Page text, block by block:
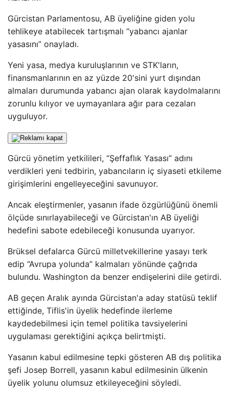
Gürcistan Parlamentosu, AB üyeliğine giden yolu
tehlikeye atabilecek tartışmalı “yabancı ajanlar
yasasını” onayladı.
Yeni yasa, medya kuruluşlarının ve STK'ların,
finansmanlarının en az yüzde 20'sini yurt dışından
almaları durumunda yabancı ajan olarak kaydolmalarını
zorunlu kılıyor ve uymayanlara ağır para cezaları
uyguluyor.
Gürcü yönetim yetkilileri, “Şeffaflık Yasası” adını
verdikleri yeni tedbirin, yabancıların iç siyaseti etkileme
girişimlerini engelleyeceğini savunuyor.
Ancak eleştirmenler, yasanın ifade özgürlüğünü önemli
ölçüde sınırlayabileceği ve Gürcistan'ın AB üyeliği
hedefini sabote edebileceği konusunda uyarıyor.
Brüksel defalarca Gürcü milletvekillerine yasayı terk
edip “Avrupa yolunda” kalmaları yönünde çağrıda
bulundu. Washington da benzer endişelerini dile getirdi.
AB geçen Aralık ayında Gürcistan'a aday statüsü teklif
ettiğinde, Tiflis'in üyelik hedefinde ilerleme
kaydedebilmesi için temel politika tavsiyelerini
uygulaması gerektiğini açıkça belirtmişti.
Yasanın kabul edilmesine tepki gösteren AB dış politika
şefi Josep Borrell, yasanın kabul edilmesinin ülkenin
üyelik yolunu olumsuz etkileyeceğini söyledi.